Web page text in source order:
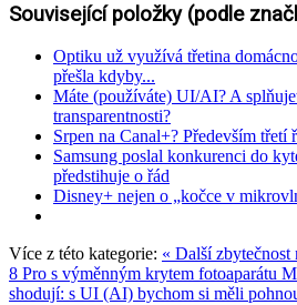
Související položky (podle
Optiku už využívá třetina
přešla kdyby...
Máte (používáte) UI/AI? A
transparentnosti?
Srpen na Canal+? Především třetí
Samsung poslal konkurenci do
předstihuje o řád
Disney+ nejen o „kočce v
Více z této kategorie: « Další zbytečnost
8 Pro s výměnným krytem fotoaparátu
shodují: s UI (AI) bychom si měli